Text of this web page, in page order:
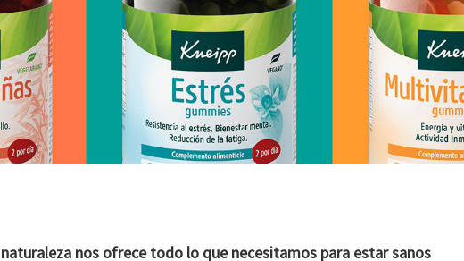
naturaleza nos ofrece todo lo que necesitamos para estar sanos